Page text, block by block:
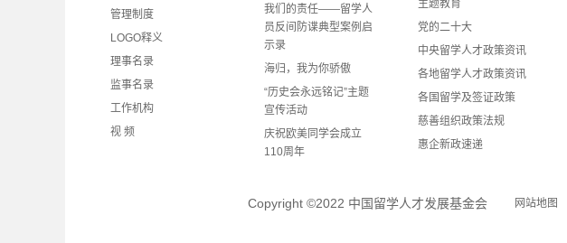
管理制度
LOGO释义
理事名录
监事名录
工作机构
视 频
我们的责任——留学人
员反间防谍典型案例启
示录
海归，我为你骄傲
“历史会永远铭记”主题
宣传活动
庆祝欧美同学会成立
110周年
体会
主题教育
党的二十大
中央留学人才政策资讯
各地留学人才政策资讯
各国留学及签证政策
慈善组织政策法规
惠企新政速递
Copyright ©2022 中国留学人才发展基金会 网站地图